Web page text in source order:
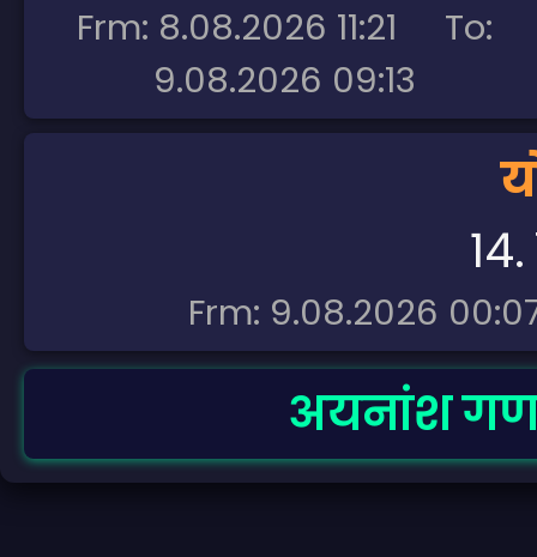
Frm: 8.08.2026 11:21 To:
9.08.2026 09:13
Frm: 9.08.2026
अयनांश